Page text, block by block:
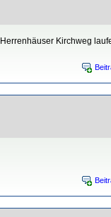
Kirchweg